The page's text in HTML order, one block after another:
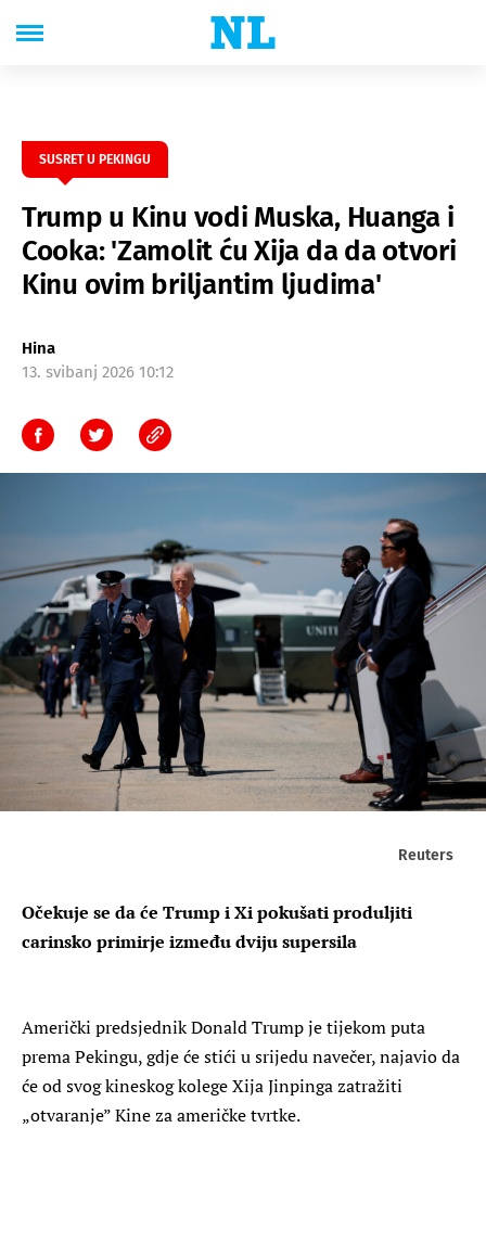
SUSRET U PEKINGU
Trump u Kinu vodi Muska, Huanga i
Cooka: 'Zamolit ću Xija da da otvori
Kinu ovim briljantim ljudima'
Hina
13. svibanj 2026 10:12
Reuters
Očekuje se da će Trump i Xi pokušati produljiti
carinsko primirje između dviju supersila
Američki predsjednik Donald Trump je tijekom puta
prema Pekingu, gdje će stići u srijedu navečer, najavio da
će od svog kineskog kolege Xija Jinpinga zatražiti
„otvaranje” Kine za američke tvrtke.